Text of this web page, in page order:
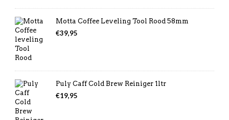
Motta Coffee Leveling Tool Rood 58mm
€39,95
Puly Caff Cold Brew Reiniger 1ltr
€19,95